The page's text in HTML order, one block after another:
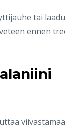
tai
ennen